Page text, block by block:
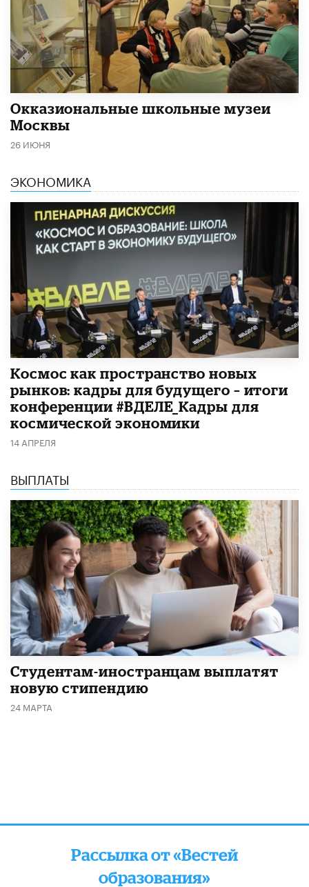
​Окказиональные школьные музеи
Москвы
26 ИЮНЯ
ЭКОНОМИКА
Космос как пространство новых
рынков: кадры для будущего – итоги
конференции #ВДЕЛЕ_Кадры для
космической экономики
14 АПРЕЛЯ
ВЫПЛАТЫ
Студентам-иностранцам выплатят
новую стипендию
24 МАРТА
Рассылка от «Вестей
образования»